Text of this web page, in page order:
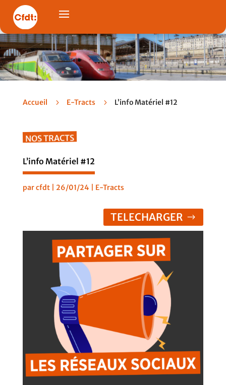
Accueil 5 E-Tracts 5 L’info Matériel #12
NOS TRACTS
L’info Matériel #12
parcfdt| 26/01/24 E-Tracts
TELECHARGER